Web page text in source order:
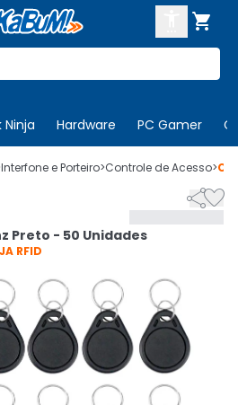

Ninja Hardware PC Gamer
conta
SE
Interfone e Porteiro>Controle de Acesso>

Preto - 50 Unidades
RFID